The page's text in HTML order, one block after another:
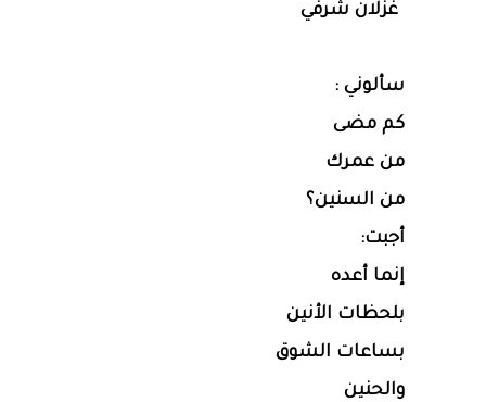
غزلان شرفي
سألوني :
كم مضى
من عمرك
من السنين؟
أجبت:
إنما أعده
بلحظات الأنين
بساعات الشوق
والحنين